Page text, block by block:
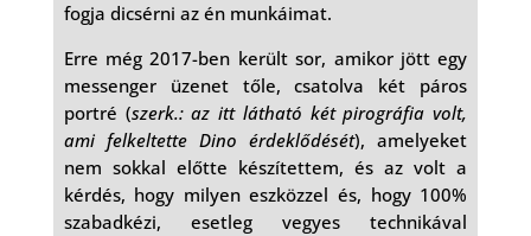
fogja dicsérni az én munkáimat.
Erre még 2017-ben került sor, amikor jött egy
messenger üzenet tőle, csatolva két páros
portré (szerk.: az itt látható két pirográfia volt,
ami felkeltette Dino érdeklődését), amelyeket
nem sokkal előtte készítettem, és az volt a
kérdés, hogy milyen eszközzel és, hogy 100%
szabadkézi, esetleg vegyes technikával